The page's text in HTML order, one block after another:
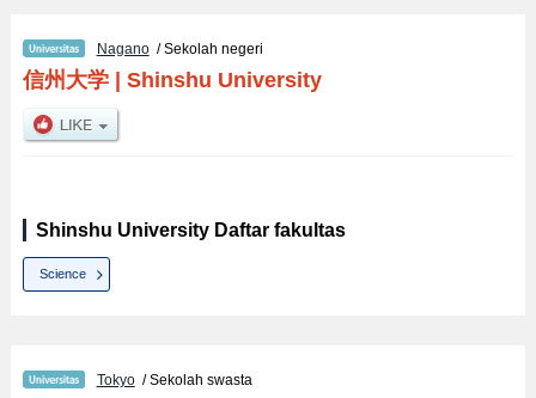
Nagano/ Sekolah negeri
信州大学| Shinshu University
Shinshu University Daftar fakultas
Science
Tokyo/ Sekolah swasta